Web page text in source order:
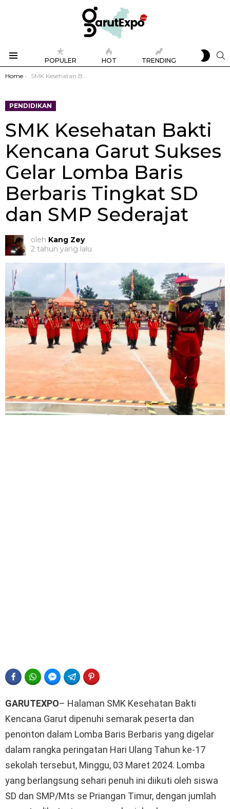
POPULER HOT TRENDING
SKIN
You are here:
Home SMK Kesehatan Bakti Kencana Garut Sukses Gelar Lomba Baris Berbaris Tingkat SD dan SMP Sederajat
PENDIDIKAN
SMK Kesehatan Bakti
Kencana Garut Sukses
Gelar Lomba Baris
Berbaris Tingkat SD
dan SMP Sederajat
oleh Kang Zey
2 tahun yang lalu
FACEBOOKWHATSAPPFACEBOOK MESSENGER
TELEGRAM
GARUTEXPO– Halaman SMK Kesehatan Bakti
Kencana Garut dipenuhi semarak peserta dan
penonton dalam Lomba Baris Berbaris yang digelar
dalam rangka peringatan Hari Ulang Tahun ke-17
sekolah tersebut, Minggu, 03 Maret 2024. Lomba
yang berlangsung sehari penuh ini diikuti oleh siswa
SD dan SMP/Mts se Priangan Timur, dengan jumlah